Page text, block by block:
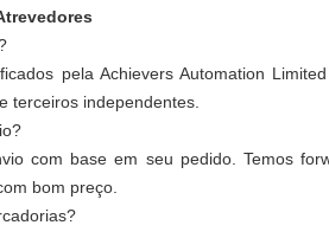
pela Achievers Automation
terceiros independentes.
com base em seu pedido. Temos
bom preço.